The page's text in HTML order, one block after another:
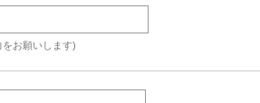
をお願いします)